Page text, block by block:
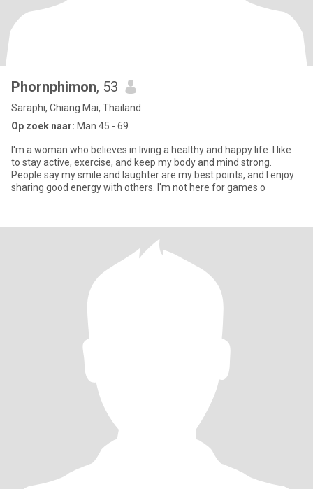
Phornphimon, 53
Saraphi, Chiang Mai, Thailand
Op zoek naar: Man 45 - 69
I'm a woman who believes in living a healthy and happy life. I like
to stay active, exercise, and keep my body and mind strong.
People say my smile and laughter are my best points, and I enjoy
sharing good energy with others. I'm not here for games o